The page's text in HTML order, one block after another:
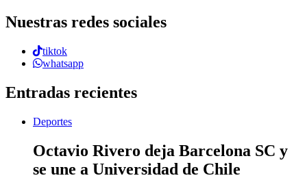
Nuestras redes sociales
tiktok
whatsapp
Entradas recientes
Deportes
Octavio Rivero deja Barcelona SC y
se une a Universidad de Chile